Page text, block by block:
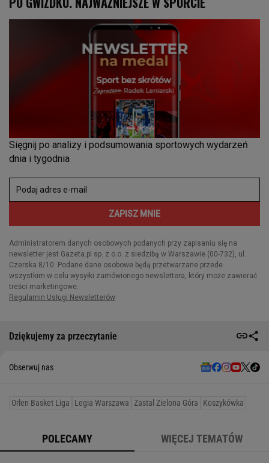
Dziękujemy za przeczytanie
Obserwuj nas
Orlen Basket Liga Legia Warszawa Zastal Zielona Góra Koszykówka
POLECAMY WIĘCEJ TEMATÓW